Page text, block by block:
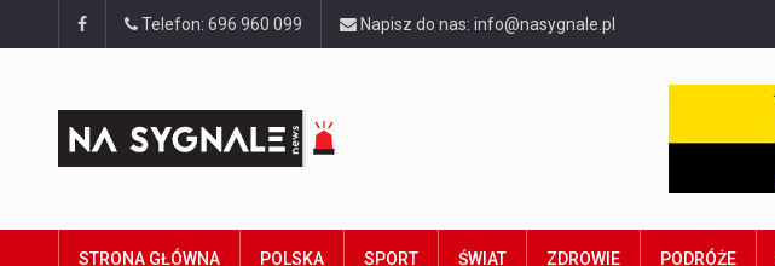
Telefon: 696 960 099 Napisz do nas: info@nasygnale.pl
STRONA GŁÓWNA POLSKA SPORT ŚWIAT ZDROWIE PODRÓŻE